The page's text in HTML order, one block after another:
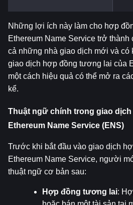
Những lợi ích này làm cho hợp
Ethereum Name Service trở thành
cả những nhà giao dịch mới và có
giao dịch hợp đồng tương lai của
một cách hiệu quả có thể mở ra
kể.
Thuật ngữ chính trong giao
Ethereum Name Service (ENS)
Trước khi bắt đầu vào giao dịch
Ethereum Name Service, người
thuật ngữ cơ bản sau:
Hợp đồng tương lai: